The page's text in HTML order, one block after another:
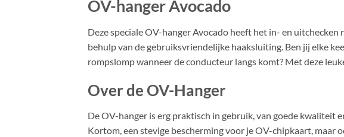
OV-hanger Avocado
Deze speciale OV-hanger Avocado heeft het in- en
behulp van de gebruiksvriendelijke haaksluiting. Ben jij elke
rompslomp wanneer de conducteur langs komt? Met deze
Over de OV-Hanger
De OV-hanger is erg praktisch in gebruik, van goede kwaliteit
Kortom, een stevige bescherming voor je OV-chipkaart, maar